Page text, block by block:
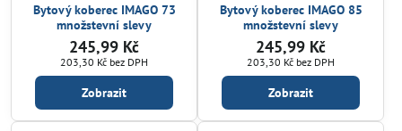
Bytový koberec IMAGO 73
množstevní slevy
245,99 Kč
203,30 Kč bez DPH
Zobrazit
Bytový koberec IMAGO 85
množstevní slevy
245,99 Kč
203,30 Kč bez DPH
Zobrazit